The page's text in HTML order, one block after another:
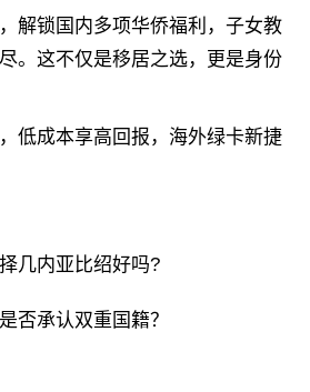
解锁国内多项华侨福利，子女教
。这不仅是移居之选，更是身份
成本享高回报，海外绿卡新捷
几内亚比绍好吗?
否承认双重国籍？